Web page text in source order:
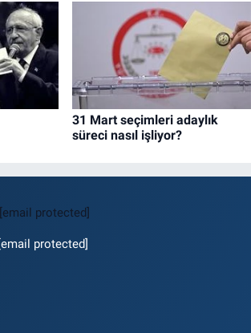
31 Mart seçimleri adaylık
süreci nasıl işliyor?
[email protected]
[email protected]